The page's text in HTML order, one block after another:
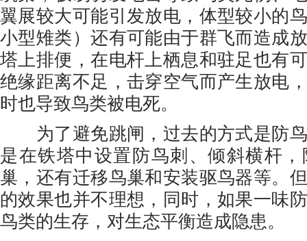
翼展较大可能引发放电，体型较小的
小型雉类）还有可能由于群飞而造成
塔上排便，在电杆上栖息和驻足也有
绝缘距离不足，击穿空气而产生放电
时也导致鸟类被电死。
为了避免跳闸，过去的方式是防鸟
是在铁塔中设置防鸟刺、倾斜横杆
巢，还有迁移鸟巢和安装驱鸟器等。
的效果也并不理想，同时，如果一味
鸟类的生存，对生态平衡造成隐患。